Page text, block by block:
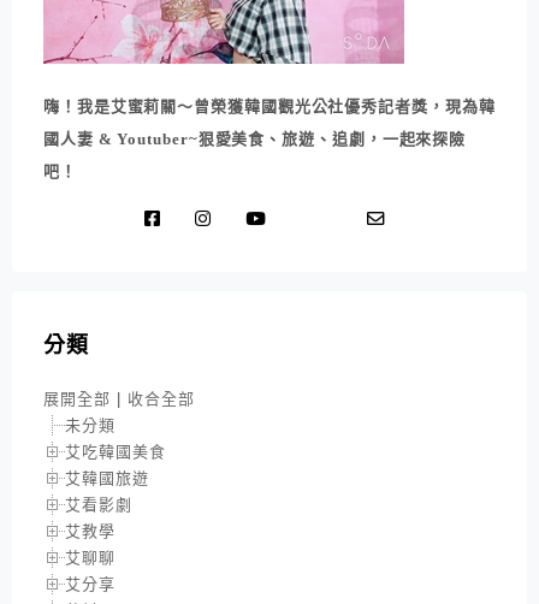
嗨！我是艾蜜莉關～曾榮獲韓國觀光公社優秀記者獎，現為韓
國人妻 & Youtuber~狠愛美食、旅遊、追劇，一起來探險
吧！
分類
展開全部 | 收合全部
未分類
艾吃韓國美食
艾韓國旅遊
艾看影劇
艾教學
艾聊聊
艾分享